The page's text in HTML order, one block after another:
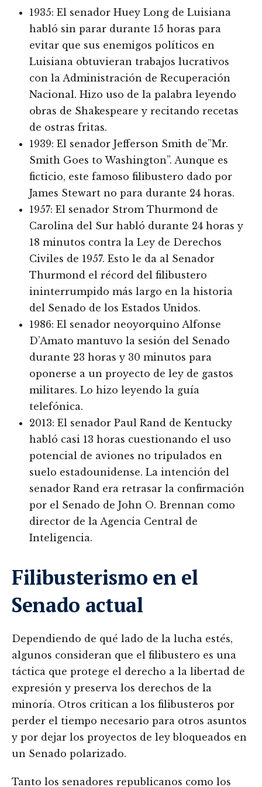
1935: El senador Huey Long de Luisiana
habló sin parar durante 15 horas para
evitar que sus enemigos políticos en
Luisiana obtuvieran trabajos lucrativos
con la Administración de Recuperación
Nacional. Hizo uso de la palabra leyendo
obras de Shakespeare y recitando recetas
de ostras fritas.
1939: El senador Jefferson Smith de”Mr.
Smith Goes to Washington”. Aunque es
ficticio, este famoso filibustero dado por
James Stewart no para durante 24 horas.
1957: El senador Strom Thurmond de
Carolina del Sur habló durante 24 horas y
18 minutos contra la Ley de Derechos
Civiles de 1957. Esto le da al Senador
Thurmond el récord del filibustero
ininterrumpido más largo en la historia
del Senado de los Estados Unidos.
1986: El senador neoyorquino Alfonse
D’Amato mantuvo la sesión del Senado
durante 23 horas y 30 minutos para
oponerse a un proyecto de ley de gastos
militares. Lo hizo leyendo la guía
telefónica.
2013: El senador Paul Rand de Kentucky
habló casi 13 horas cuestionando el uso
potencial de aviones no tripulados en
suelo estadounidense. La intención del
senador Rand era retrasar la confirmación
por el Senado de John O. Brennan como
director de la Agencia Central de
Inteligencia.
Filibusterismo en el
Senado actual
Dependiendo de qué lado de la lucha estés,
algunos consideran que el filibustero es una
táctica que protege el derecho a la libertad de
expresión y preserva los derechos de la
minoría. Otros critican a los filibusteros por
perder el tiempo necesario para otros asuntos
y por dejar los proyectos de ley bloqueados en
un Senado polarizado.
Tanto los senadores republicanos como los